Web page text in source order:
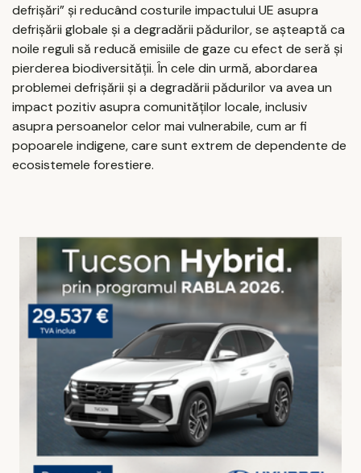
defrișări” și reducând costurile impactului UE asupra
defrișării globale și a degradării pădurilor, se așteaptă ca
noile reguli să reducă emisiile de gaze cu efect de seră și
pierderea biodiversității. În cele din urmă, abordarea
problemei defrișării și a degradării pădurilor va avea un
impact pozitiv asupra comunităților locale, inclusiv
asupra persoanelor celor mai vulnerabile, cum ar fi
popoarele indigene, care sunt extrem de dependente de
ecosistemele forestiere.